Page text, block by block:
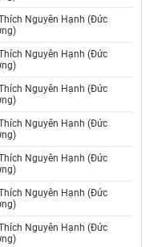
Nguyên Hạnh (Đức
Nguyên Hạnh (Đức
Nguyên Hạnh (Đức
Nguyên Hạnh (Đức
Nguyên Hạnh (Đức
Nguyên Hạnh (Đức
Nguyên Hạnh (Đức